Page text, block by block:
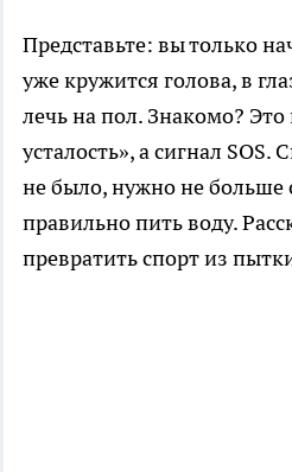
Представьте: вы только
уже кружится голова, в
лечь на пол. Знакомо? Это
усталость», а сигнал
не было, нужно не больше
правильно пить воду.
превратить спорт из